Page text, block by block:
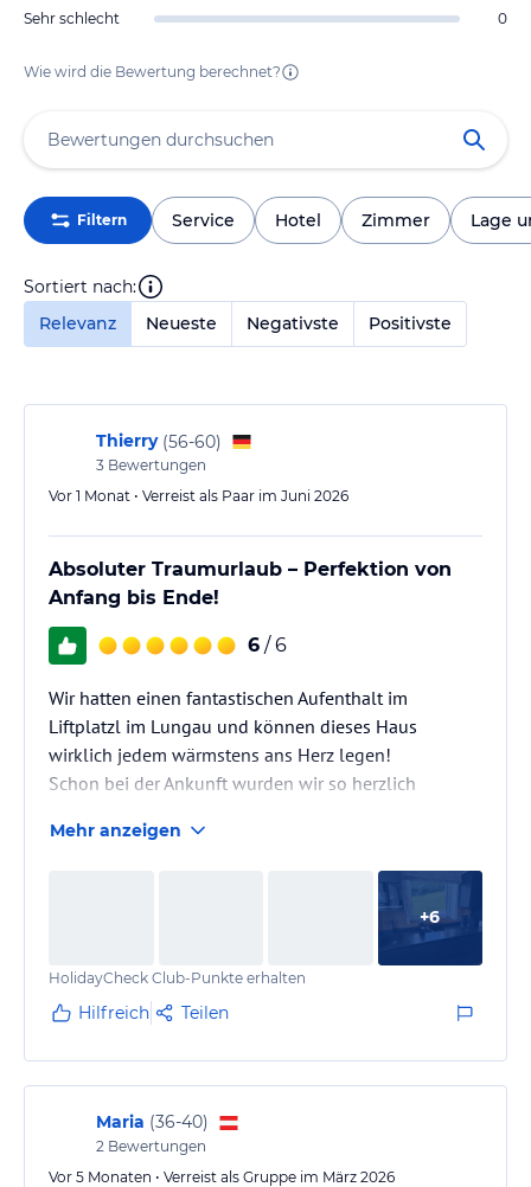
Sehr schlecht
0
Wie wird die Bewertung berechnet?
Filtern Service Hotel Zimmer Lage
Sortiert nach:
Relevanz
Neueste Negativste Positivste
Thierry (56-60)
3 Bewertungen
Vor 1 Monat • Verreist als Paar im Juni 2026
Absoluter Traumurlaub – Perfektion von
Anfang bis Ende!
6 / 6
Wir hatten einen fantastischen Aufenthalt im
Liftplatzl im Lungau und können dieses Haus
wirklich jedem wärmstens ans Herz legen!
Schon bei der Ankunft wurden wir so herzlich
haben. Der Service ist einfach großartig – unglaublich
persönlich, aufmerksam und megafreundlich von der
ersten bis zur letzten Minute. Man merkt hier wirklich,
die tollen Annehmlichkeiten, die wir erhalten…
Mehr anzeigen
+6
HolidayCheck Club-Punkte erhalten
Hilfreich Teilen
Maria (36-40)
2 Bewertungen
Vor 5 Monaten • Verreist als Gruppe im März 2026